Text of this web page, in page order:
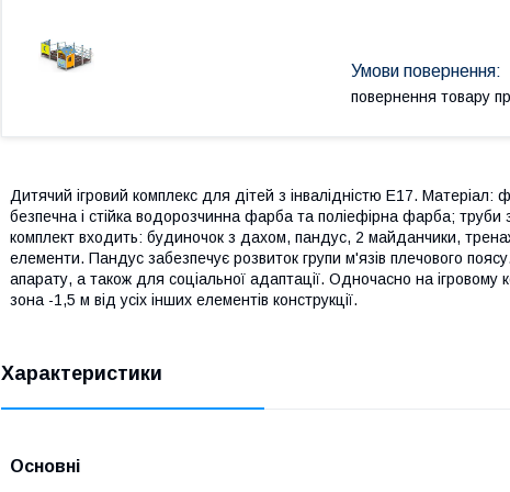
повернення товару
Дитячий ігровий комплекс для дітей з інвалідністю E17.
безпечна і стійка водорозчинна фарба та поліефірна фарба;
комплект входить: будиночок з дахом, пандус, 2 майданчики,
елементи. Пандус забезпечує розвиток групи м'язів плечового
апарату, а також для соціальної адаптації. Одночасно на ігровому
зона -1,5 м від усіх інших елементів конструкції.
Характеристики
Основні